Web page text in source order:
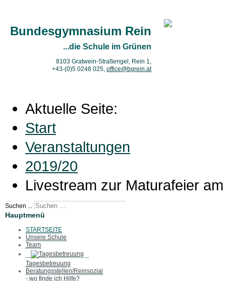
Bundesgymnasium Rein
...die Schule im Grünen
8103 Gratwein-Straßengel, Rein 1,
+43-(0)5 0248 025, office@bgrein.at
Aktuelle Seite:
Start
Veranstaltungen
2019/20
Livestream zur Maturafeier
Suchen ...
Hauptmenü
STARTSEITE
Unsere Schule
Team
Tagesbetreuung
Beratungsstellen/Reinsozial
- wo finde ich Hilfe?